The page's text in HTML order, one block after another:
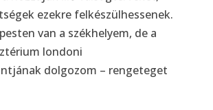
ezekre felkészülhessenek.
van a székhelyem, de a
londoni
dolgozom – rengeteget